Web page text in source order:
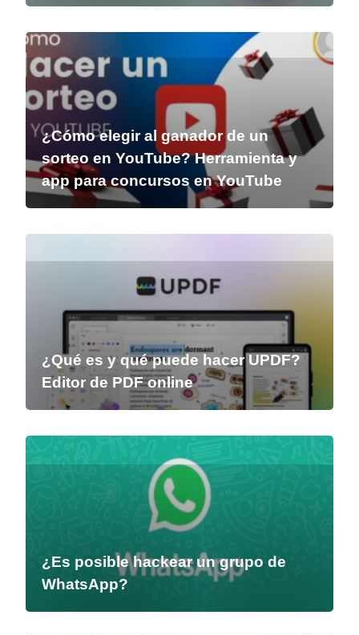
¿Cómo elegir al ganador de un
sorteo en YouTube? Herramienta y
app para concursos en YouTube
¿Qué es y qué puede hacer UPDF?
Editor de PDF online
¿Es posible hackear un grupo de
WhatsApp?